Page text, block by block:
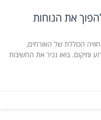
את הנוחות
הכוללת של האורחים,
ומיקום. בואו נכיר את החשיבות